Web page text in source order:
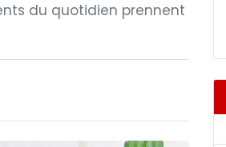
du quotidien prennent